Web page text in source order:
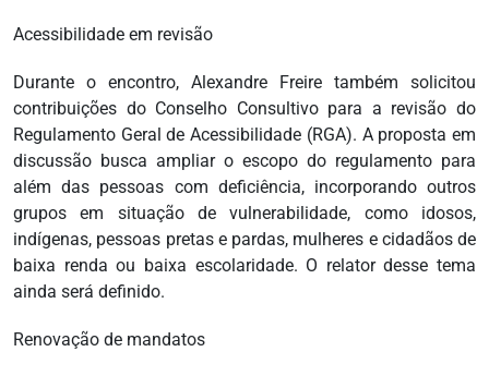
Acessibilidade em revisão
Durante o encontro, Alexandre Freire também solicitou
contribuições do Conselho Consultivo para a revisão do
Regulamento Geral de Acessibilidade (RGA). A proposta em
discussão busca ampliar o escopo do regulamento para
além das pessoas com deficiência, incorporando outros
grupos em situação de vulnerabilidade, como idosos,
indígenas, pessoas pretas e pardas, mulheres e cidadãos de
baixa renda ou baixa escolaridade. O relator desse tema
ainda será definido.
Renovação de mandatos